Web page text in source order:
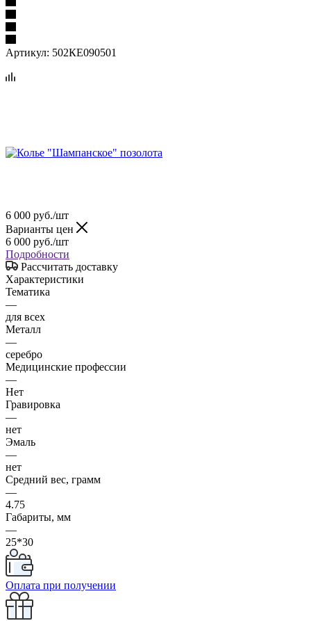
Артикул: 502КЕ090501
6 000 руб./шт
Варианты цен
6 000 руб./шт
Подробности
Рассчитать доставку
Характеристики
Тематика
—
для всех
Металл
—
серебро
Медицинские профессии
—
Нет
Гравировка
—
нет
Эмаль
—
нет
Средний вес, грамм
—
4.75
Габариты, мм
—
25*30
Оплата при получении